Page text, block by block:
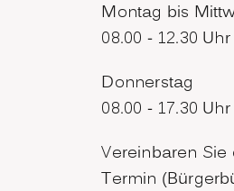
Montag bis
08.00 - 12.30 Uhr
Donnerstag
08.00 - 17.30 Uhr
Vereinbaren
Termin